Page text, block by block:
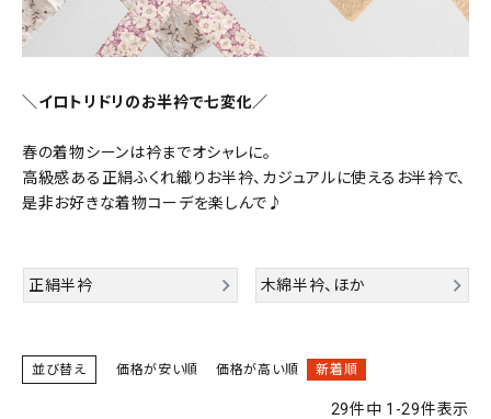
素材から探す
価格から探す
0-5,000円 5,000-10,000円 10,000-20,000円
色から探す
襦袢
小物
SALE
＼イロトリドリのお半衿で七変化／
春の着物シーンは衿までオシャレに。
高級感ある正絹ふくれ織りお半衿、カジュアルに使えるお半衿で、
是非お好きな着物コーデを楽しんで♪
正絹半衿 木綿半衿、ほか
並び替え 価格が安い順 価格が高い順 新着順
29件中 1 -29件表示